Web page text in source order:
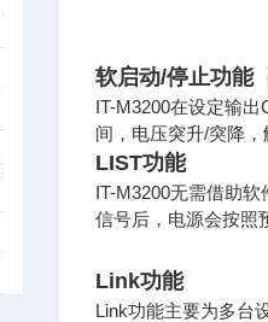
软启动/停止功能
IT-M3200在设定输
间，电压突升/突降，
LIST功能
IT-M3200无需借助
信号后，电源会按照
Link功能
Link功能主要为多台